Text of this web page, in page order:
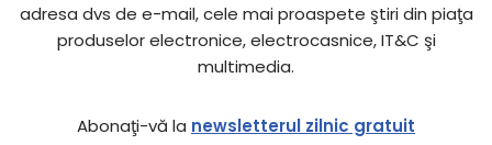
adresa dvs de e-mail, cele mai proaspete ştiri din piaţa
produselor electronice, electrocasnice, IT&C şi
multimedia.
Abonaţi-vă la newsletterul zilnic gratuit